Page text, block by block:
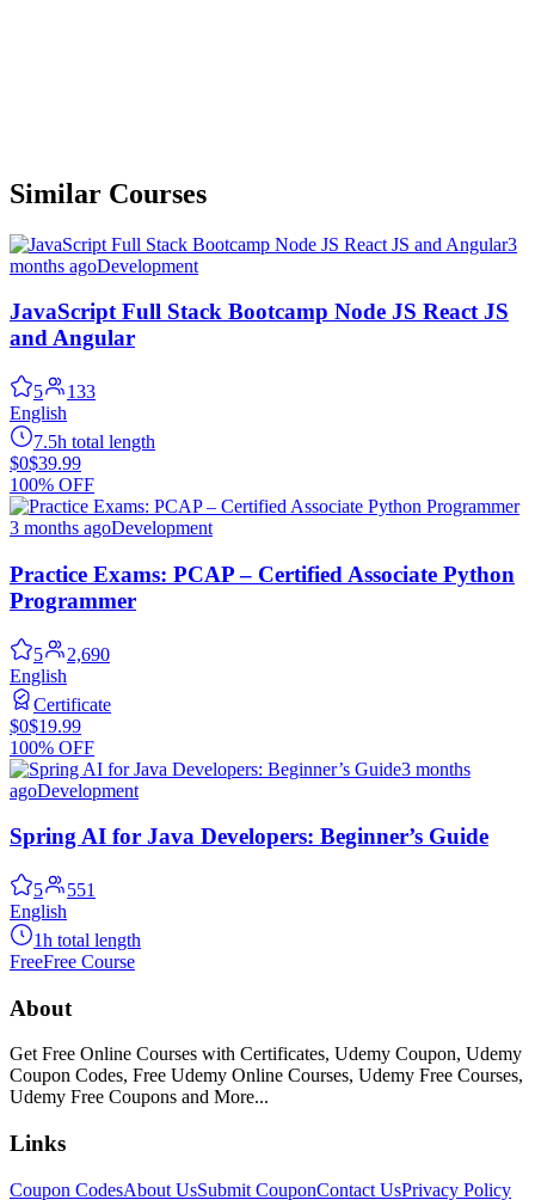
Similar Courses
3
months agoDevelopment
JavaScript Full Stack Bootcamp Node JS React JS
and Angular
5
133
English
7.5h total length
$0$39.99
100% OFF
3 months agoDevelopment
Practice Exams: PCAP – Certified Associate Python
Programmer
5
2,690
English
Certificate
$0$19.99
100% OFF
3 months
agoDevelopment
Spring AI for Java Developers: Beginner’s Guide
5
551
English
1h total length
FreeFree Course
About
Get Free Online Courses with Certificates, Udemy Coupon, Udemy
Coupon Codes, Free Udemy Online Courses, Udemy Free Courses,
Udemy Free Coupons and More...
Links
Coupon CodesAbout UsSubmit CouponContact UsPrivacy Policy